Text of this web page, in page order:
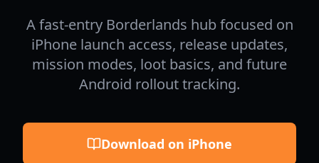
A fast-entry Borderlands hub focused on
iPhone launch access, release updates,
mission modes, loot basics, and future
Android rollout tracking.
Download on iPhone